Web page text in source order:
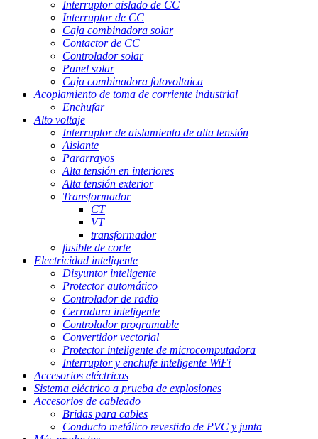
Interruptor aislado de CC
Interruptor de CC
Caja combinadora solar
Contactor de CC
Controlador solar
Panel solar
Caja combinadora fotovoltaica
Acoplamiento de toma de corriente industrial
Enchufar
Alto voltaje
Interruptor de aislamiento de alta tensión
Aislante
Pararrayos
Alta tensión en interiores
Alta tensión exterior
Transformador
CT
VT
transformador
fusible de corte
Electricidad inteligente
Disyuntor inteligente
Protector automático
Controlador de radio
Cerradura inteligente
Controlador programable
Convertidor vectorial
Protector inteligente de microcomputadora
Interruptor y enchufe inteligente WiFi
Accesorios eléctricos
Sistema eléctrico a prueba de explosiones
Accesorios de cableado
Bridas para cables
Conducto metálico revestido de PVC y junta